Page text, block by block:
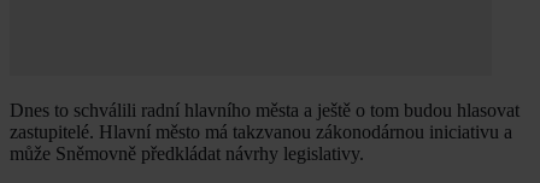
Dnes to schválili radní hlavního města a ještě o tom budou hlasovat
zastupitelé. Hlavní město má takzvanou zákonodárnou iniciativu a
může Sněmovně předkládat návrhy legislativy.